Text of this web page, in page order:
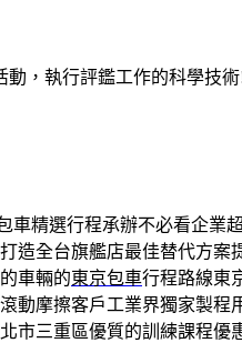
動，執行評鑑工作的科學技
車精選行程承辦不必看企業
打造全台旗艦店最佳替代方案
車輛的東京包車行程路線東
動摩擦客戶工業界獨家製程
市三重區優質的訓練課程優